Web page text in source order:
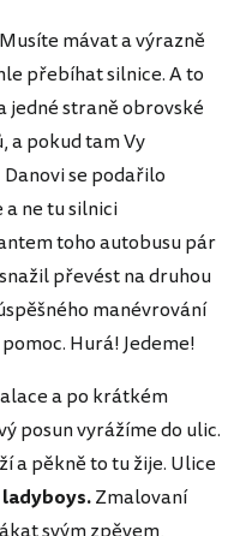
mávat a výrazně
přebíhat silnice. A to
jedné straně obrovské
a pokud tam Vy
se podařilo
ne tu silnici
toho autobusu pár
převést na druhou
manévrování
Hurá! Jedeme!
a po krátkém
posun vyrážíme do ulic.
a pěkně to tu žije. Ulice
ladyboys.Zmalovaní